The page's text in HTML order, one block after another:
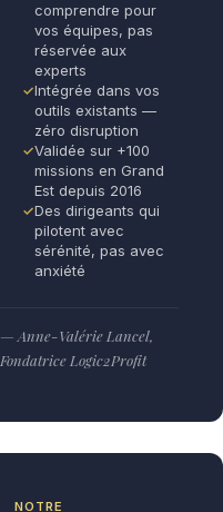
comprendre pour
vos équipes, pas
réservée aux
experts
Intégrée dans vos
outils existants —
zéro disruption
Validée sur +100
missions en Grand
Est depuis 2016
Des dirigeants qui
pilotent avec
sérénité, pas avec
anxiété
— Anne-Valérie Lancel,
Fondatrice Logic2Profit
NOTRE